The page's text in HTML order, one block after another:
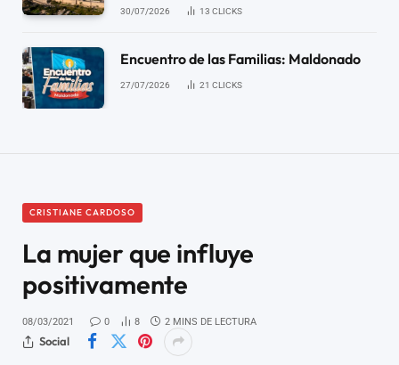
30/07/2026 13 CLICKS
Encuentro de las Familias: Maldonado
27/07/2026 21 CLICKS
CRISTIANE CARDOSO
La mujer que influye
positivamente
08/03/2021 0 8 2 MINS DE LECTURA
Social